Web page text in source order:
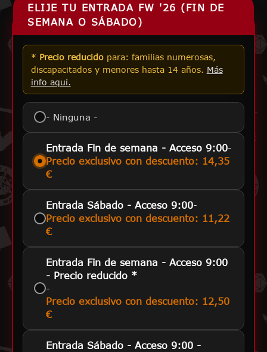
ELIJE TU ENTRADA FW '26 (FIN DE
SEMANA O SÁBADO)
* Precio reducidopara: familias numerosas,
discapacitados y menores hasta 14 años. Más
info aquí.
- Ninguna -
Entrada Fin de semana - Acceso 9:00-
Precio exclusivo con descuento: 14,35
€
Entrada Sábado - Acceso 9:00-
Precio exclusivo con descuento: 11,22
€
Entrada Fin de semana - Acceso 9:00
- Precio reducido *
-
Precio exclusivo con descuento: 12,50
€
Entrada Sábado - Acceso 9:00 -